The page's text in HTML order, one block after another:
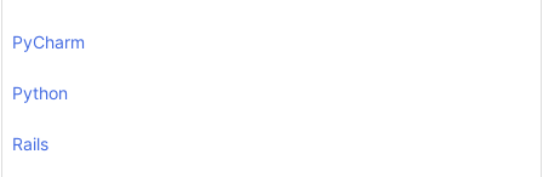
PyCharm
Python
Rails